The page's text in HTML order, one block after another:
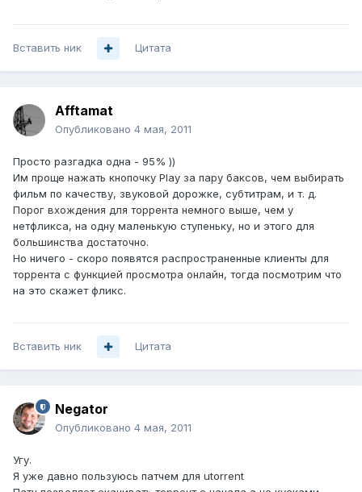
Вставить ник Цитата
Afftamat
Опубликовано 4 мая, 2011
Просто разгадка одна - 95% ))
Им проще нажать кнопочку Play за пару баксов, чем выбирать
фильм по качеству, звуковой дорожке, субтитрам, и т. д.
Порог вхождения для торрента немного выше, чем у
нетфликса, на одну маленькую ступеньку, но и этого для
большинства достаточно.
Но ничего - скоро появятся распространенные клиенты для
торрента с функцией просмотра онлайн, тогда посмотрим что
на это скажет фликс.
Вставить ник Цитата
Negator
Опубликовано 4 мая, 2011
Угу.
Я уже давно пользуюсь патчем для utorrent